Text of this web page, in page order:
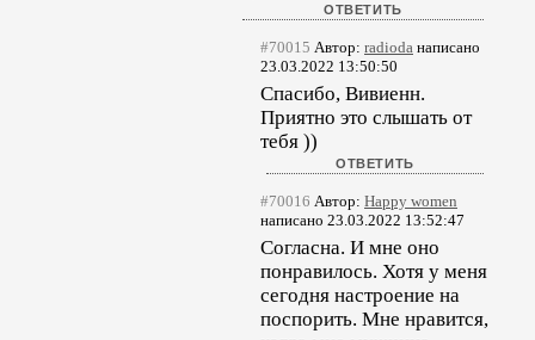
#70015 Автор: radioda написано
23.03.2022 13:50:50
Спасибо, Вивиенн.
Приятно это слышать от
тебя ))
#70016 Автор: Happy women
написано 23.03.2022 13:52:47
Согласна. И мне оно
понравилось. Хотя у меня
сегодня настроение на
поспорить. Мне нравится,